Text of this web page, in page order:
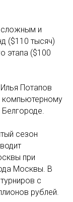
сложным и
($110 тысяч)
этапа ($100
Потапов
компьютерному
сезон
при
Москвы. В
с
рублей.